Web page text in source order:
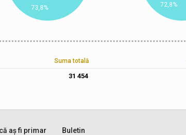
73,8% 72,8%
Suma totală
31 454
aș fi primar
Buletin